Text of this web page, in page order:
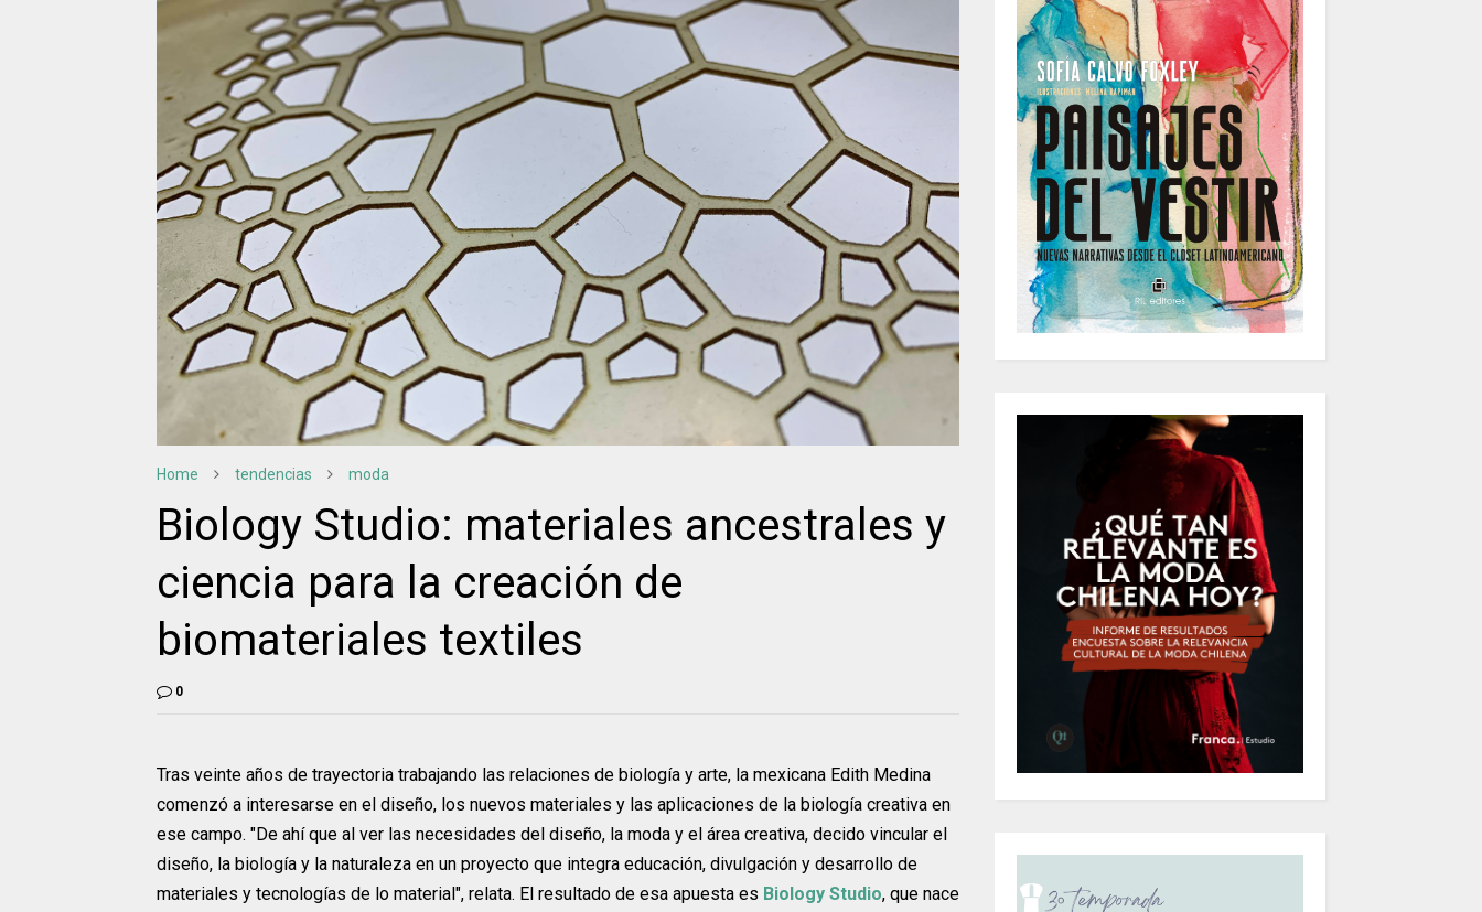
Home tendencias moda
Biology Studio: materiales ancestrales y
ciencia para la creación de
biomateriales textiles
0
Tras veinte años de trayectoria trabajando las relaciones de biología y arte, la mexicana Edith Medina
comenzó a interesarse en el diseño, los nuevos materiales y las aplicaciones de la biología creativa en
ese campo. "De ahí que al ver las necesidades del diseño, la moda y el área creativa, decido vincular el
diseño, la biología y la naturaleza en un proyecto que integra educación, divulgación y desarrollo de
materiales y tecnologías de lo material", relata. El resultado de esa apuesta es Biology Studio, que nace